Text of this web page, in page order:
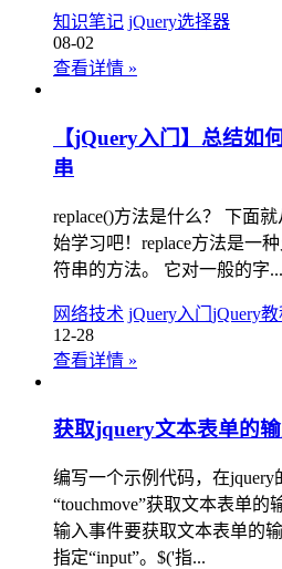
知识笔记 jQuery选择器
08-02
查看详情 »
【jQuery入门】总结如
串
replace()方法是什么？ 下面
始学习吧！replace方法是一
符串的方法。 它对一般的字...
网络技术 jQuery入门 jQuery教
12-28
查看详情 »
获取jquery文本表单的
编写一个示例代码，在jquery
“touchmove”获取文本表单
输入事件要获取文本表单的
指定“input”。$('指...